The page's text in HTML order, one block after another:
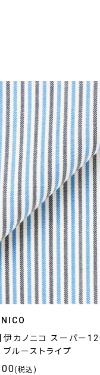
】伊カノニコ スーパー
ブルーストライプ
(税込)